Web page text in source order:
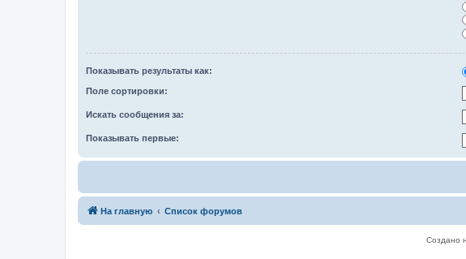
Показывать результаты как:
Поле сортировки:
Искать сообщения за:
Показывать первые:
На главную Список форумов
Создано